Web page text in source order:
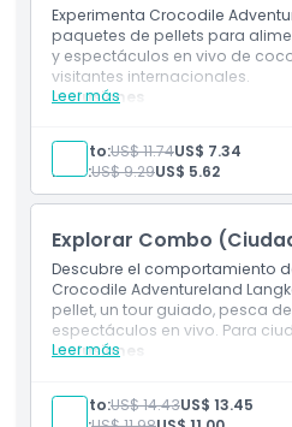
Exclusiones
Cosas a Saber
Ubicación
Cómo Llegar
Cómo Canjear
Experimenta Crocodile
paquetes de pellets para
y espectáculos en vivo de
visitantes internacionales.
Leer más
Inclusiones
2 pellets para alimentar
Adulto:US$ 11.74US$ 7.34
Niño:US$ 9.29US$ 5.62
Explorar Combo
Descubre el comportamiento
Crocodile Adventureland
pellet, un tour guiado, pesca
espectáculos en vivo. Para
Leer más
Inclusiones
1 pellet para alimentar
Tour guiado interno
Adulto:US$ 14.43US$ 13.45